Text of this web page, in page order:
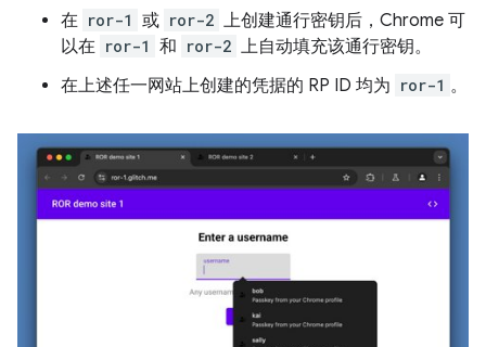
在 ror-1 或 ror-2 上创建通行密钥后，Chrome 可
以在 ror-1 和 ror-2 上自动填充该通行密钥。
在上述任一网站上创建的凭据的 RP ID 均为 ror-1 。